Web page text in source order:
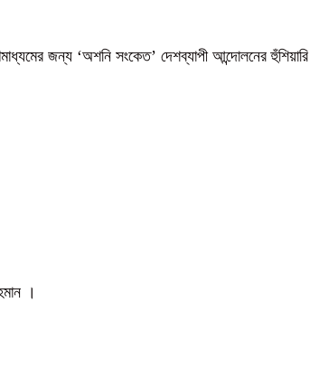
জন্য ‘অশনি সংকেত’ দেশব্যাপী আন্দোলনের হুঁশিয়ারি
।